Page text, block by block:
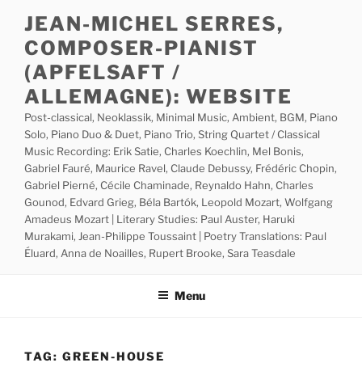
content
JEAN-MICHEL SERRES,
COMPOSER-PIANIST
(APFELSAFT /
ALLEMAGNE): WEBSITE
Post-classical, Neoklassik, Minimal Music, Ambient, BGM, Piano
Solo, Piano Duo & Duet, Piano Trio, String Quartet / Classical
Music Recording: Erik Satie, Charles Koechlin, Mel Bonis,
Gabriel Fauré, Maurice Ravel, Claude Debussy, Frédéric Chopin,
Gabriel Pierné, Cécile Chaminade, Reynaldo Hahn, Charles
Gounod, Edvard Grieg, Béla Bartók, Leopold Mozart, Wolfgang
Amadeus Mozart | Literary Studies: Paul Auster, Haruki
Murakami, Jean-Philippe Toussaint | Poetry Translations: Paul
Éluard, Anna de Noailles, Rupert Brooke, Sara Teasdale
Menu
TAG: GREEN-HOUSE